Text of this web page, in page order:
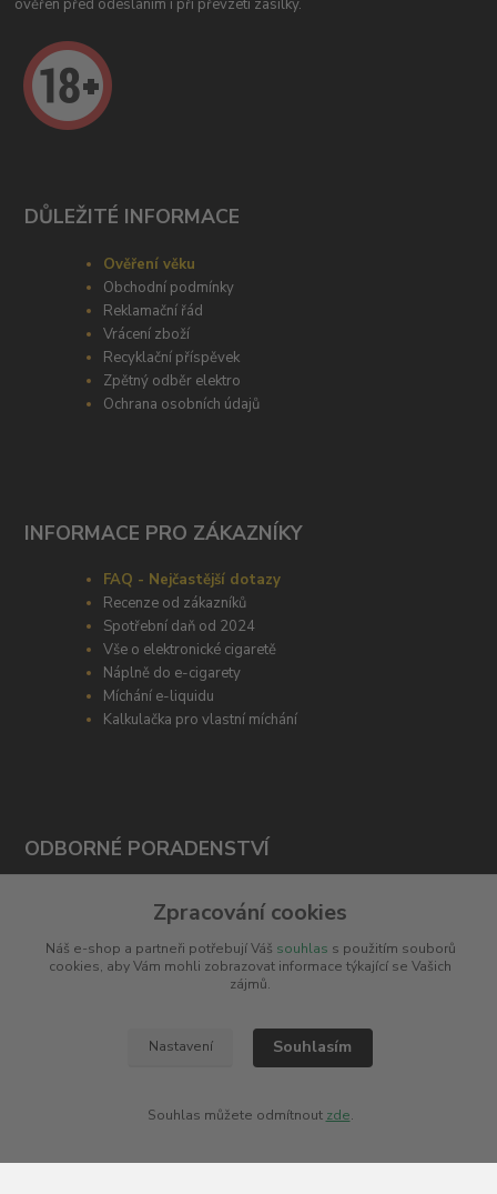
ověřen před odesláním i při převzetí zasilky.
DŮLEŽITÉ INFORMACE
Ověření věku
Obchodní podmínky
Reklamační řád
Vrácení zboží
Recyklační příspěvek
Zpětný odběr elektro
Ochrana osobních údajů
INFORMACE PRO ZÁKAZNÍKY
FAQ - Nejčastější dotazy
Recenze od zákazníků
Spotřební daň od 2024
Vše o elektronické cigaretě
Náplně do e-cigarety
Míchání e-liquidu
Kalkulačka pro vlastní míchání
ODBORNÉ PORADENSTVÍ
Potřebujete poradit s výběrem? Neváhejte se zeptat
+420 606 266 566
info@e-cigaretka.cz
Zpracování cookies
Náš e-shop a partneři potřebují Váš souhlas s použitím souborů
cookies, aby Vám mohli zobrazovat informace týkající se Vašich
zájmů.
Nastavení Souhlasím
Souhlas můžete odmítnout zde.